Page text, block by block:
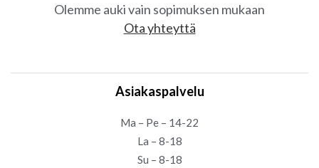
Olemme auki vain sopimuksen mukaan
Ota yhteyttä
Asiakaspalvelu
Ma – Pe – 14-22
La – 8-18
Su – 8-18